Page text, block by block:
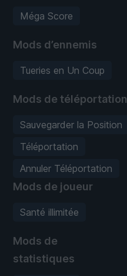
Méga Score
Mods d’ennemis
Tueries en Un Coup
Mods de téléportation
Sauvegarder la Position
Téléportation
Annuler Téléportation
Mods de joueur
Santé illimitée
Mods de
statistiques